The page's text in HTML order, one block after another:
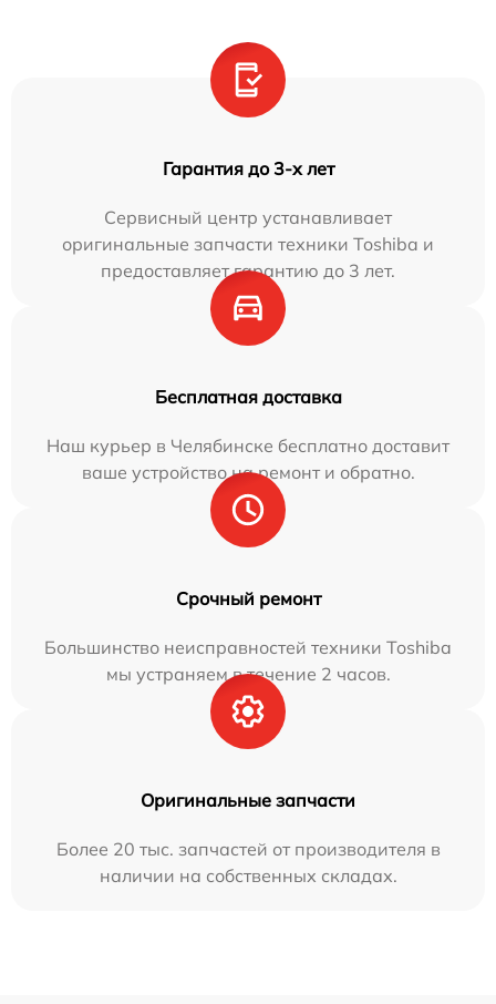
Гарантия до 3-х лет
Сервисный центр устанавливает
оригинальные запчасти техники Toshiba и
предоставляет гарантию до 3 лет.
Бесплатная доставка
Наш курьер в Челябинске бесплатно доставит
ваше устройство на ремонт и обратно.
Срочный ремонт
Большинство неисправностей техники Toshiba
мы устраняем в течение 2 часов.
Оригинальные запчасти
Более 20 тыс. запчастей от производителя в
наличии на собственных складах.